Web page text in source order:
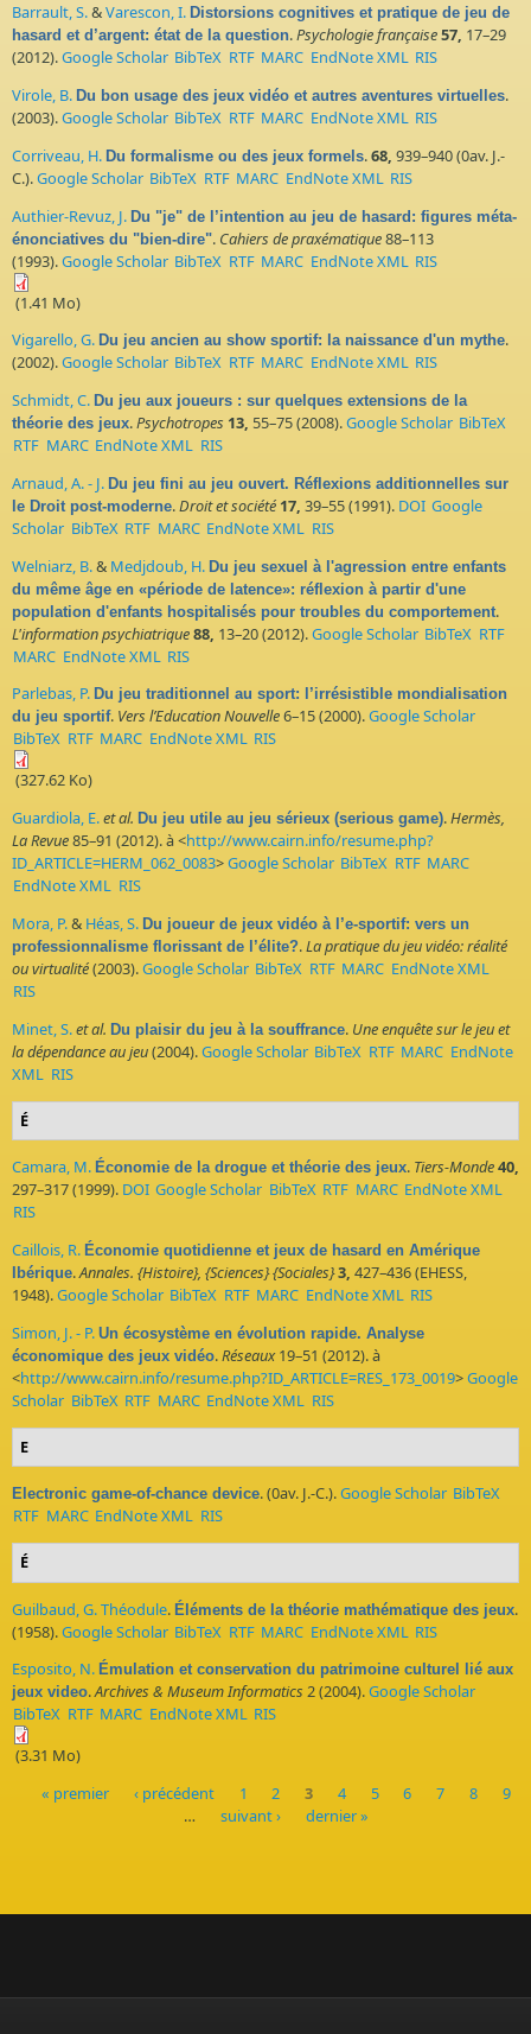
Barrault, S.&Varescon, I. Distorsions cognitives et pratique de jeu de
hasard et d’argent: état de la question.Psychologie française57, 17–29
(2012).Google Scholar BibTeX RTF MARC EndNote XML RIS
Virole, B. Du bon usage des jeux vidéo et autres aventures virtuelles.
(2003).Google Scholar BibTeX RTF MARC EndNote XML RIS
Corriveau, H. Du formalisme ou des jeux formels.68, 939–940 (0av. J.-
C.).Google Scholar BibTeX RTF MARC EndNote XML RIS
Authier-Revuz, J. Du "je" de l’intention au jeu de hasard: figures méta-
énonciatives du "bien-dire". Cahiers de praxématique88–113
(1993).Google Scholar BibTeX RTF MARC EndNote XML RIS
(1.41 Mo)
Vigarello, G. Du jeu ancien au show sportif: la naissance d'un mythe.
(2002).Google Scholar BibTeX RTF MARC EndNote XML RIS
Schmidt, C. Du jeu aux joueurs : sur quelques extensions de la
théorie des jeux.Psychotropes 13, 55–75 (2008).Google Scholar BibTeX
RTF MARC EndNote XML RIS
Arnaud, A. - J. Du jeu fini au jeu ouvert. Réflexions additionnelles sur
le Droit post-moderne.Droit et société 17, 39–55 (1991). DOI Google
Scholar BibTeX RTF MARC EndNote XML RIS
Welniarz, B.& Medjdoub, H. Du jeu sexuel à l'agression entre enfants
du même âge en «période de latence»: réflexion à partir d'une
population d'enfants hospitalisés pour troubles du comportement.
L'information psychiatrique88, 13–20 (2012).Google Scholar BibTeX RTF
MARC EndNote XML RIS
Parlebas, P. Du jeu traditionnel au sport: l’irrésistible mondialisation
du jeu sportif. Vers l’Education Nouvelle6–15 (2000).Google Scholar
BibTeX RTF MARC EndNote XML RIS
(327.62 Ko)
Guardiola, E.et al. Du jeu utile au jeu sérieux (serious game).Hermès,
La Revue85–91 (2012). à <http://www.cairn.info/resume.php?
ID_ARTICLE=HERM_062_0083>Google Scholar BibTeX RTF MARC
EndNote XML RIS
Mora, P.& Héas, S. Du joueur de jeux vidéo à l’e-sportif: vers un
professionnalisme florissant de l’élite?.La pratique du jeu vidéo: réalité
ou virtualité(2003).Google Scholar BibTeX RTF MARC EndNote XML
RIS
Minet, S.et al. Du plaisir du jeu à la souffrance. Une enquête sur le jeu et
la dépendance au jeu(2004).Google Scholar BibTeX RTF MARC EndNote
XML RIS
É
Camara, M. Économie de la drogue et théorie des jeux. Tiers-Monde40,
297–317 (1999). DOI Google Scholar BibTeX RTF MARC EndNote XML
RIS
Caillois, R. Économie quotidienne et jeux de hasard en Amérique
Ibérique.Annales. {Histoire}, {Sciences} {Sociales}3, 427–436 (EHESS,
1948).Google Scholar BibTeX RTF MARC EndNote XML RIS
Simon, J. - P. Un écosystème en évolution rapide. Analyse
économique des jeux vidéo.Réseaux19–51 (2012). à
<http://www.cairn.info/resume.php?ID_ARTICLE=RES_173_0019>Google
Scholar BibTeX RTF MARC EndNote XML RIS
E
Electronic game-of-chance device. (0av. J.-C.).Google Scholar BibTeX
RTF MARC EndNote XML RIS
É
Guilbaud, G. Théodule. Éléments de la théorie mathématique des jeux.
(1958).Google Scholar BibTeX RTF MARC EndNote XML RIS
Esposito, N. Émulation et conservation du patrimoine culturel lié aux
jeux video.Archives & Museum Informatics 2 (2004).Google Scholar
BibTeX RTF MARC EndNote XML RIS
(3.31 Mo)
« premier ‹ précédent 1 2 3 4 5 6 7 8
9
…
suivant › dernier »